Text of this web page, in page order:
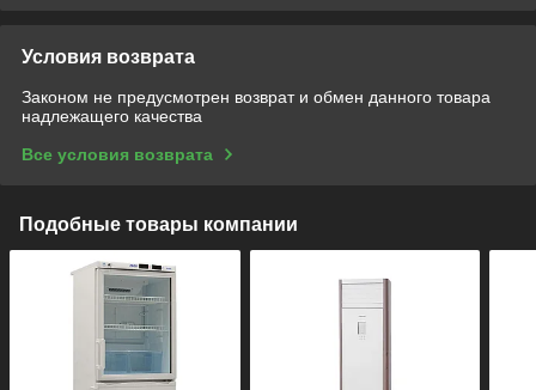
Условия возврата
Законом не предусмотрен возврат и обмен данного товара
надлежащего качества
Все условия возврата
Подобные товары компании